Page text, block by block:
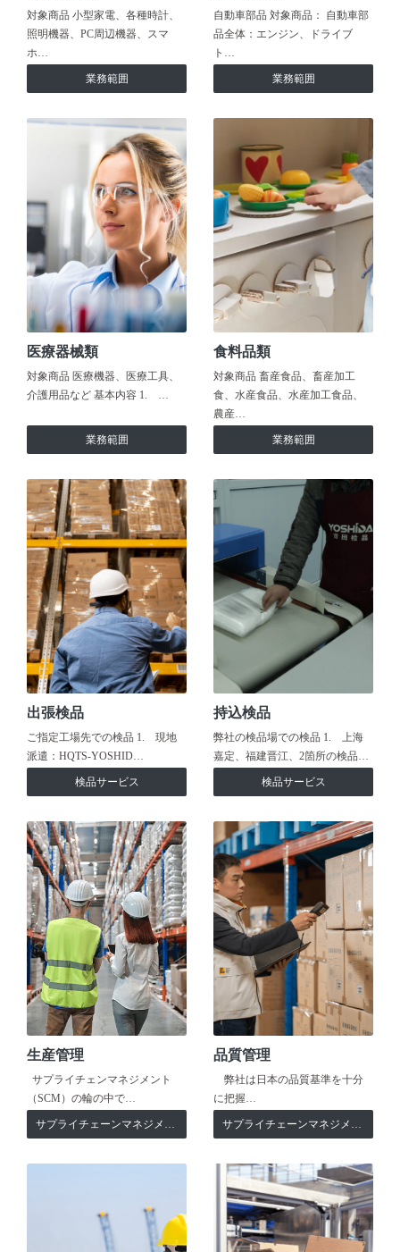
対象商品 小型家電、各種時計、
照明機器、PC周辺機器、スマ
ホ…
業務範囲
自動車部品 対象商品： 自動車部
品全体：エンジン、ドライブ
ト…
業務範囲
医療器械類
対象商品 医療機器、医療工具、
介護用品など 基本内容 1. …
業務範囲
食料品類
対象商品 畜産食品、畜産加工
食、水産食品、水産加工食品、
農産…
業務範囲
出張検品
ご指定工場先での検品 1. 現地
派遣：HQTS-YOSHID…
検品サービス
持込検品
弊社の検品場での検品 1. 上海
嘉定、福建晋江、2箇所の検品…
検品サービス
生産管理
サプライチェンマネジメント
（SCM）の輪の中で…
サプライチェーンマネジメント
品質管理
弊社は日本の品質基準を十分
に把握…
サプライチェーンマネジメント